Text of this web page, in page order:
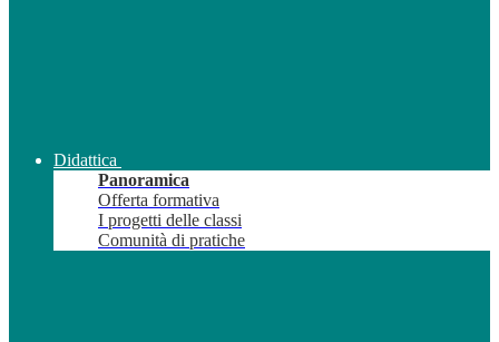
Didattica
Panoramica
Offerta formativa
I progetti delle classi
Comunità di pratiche